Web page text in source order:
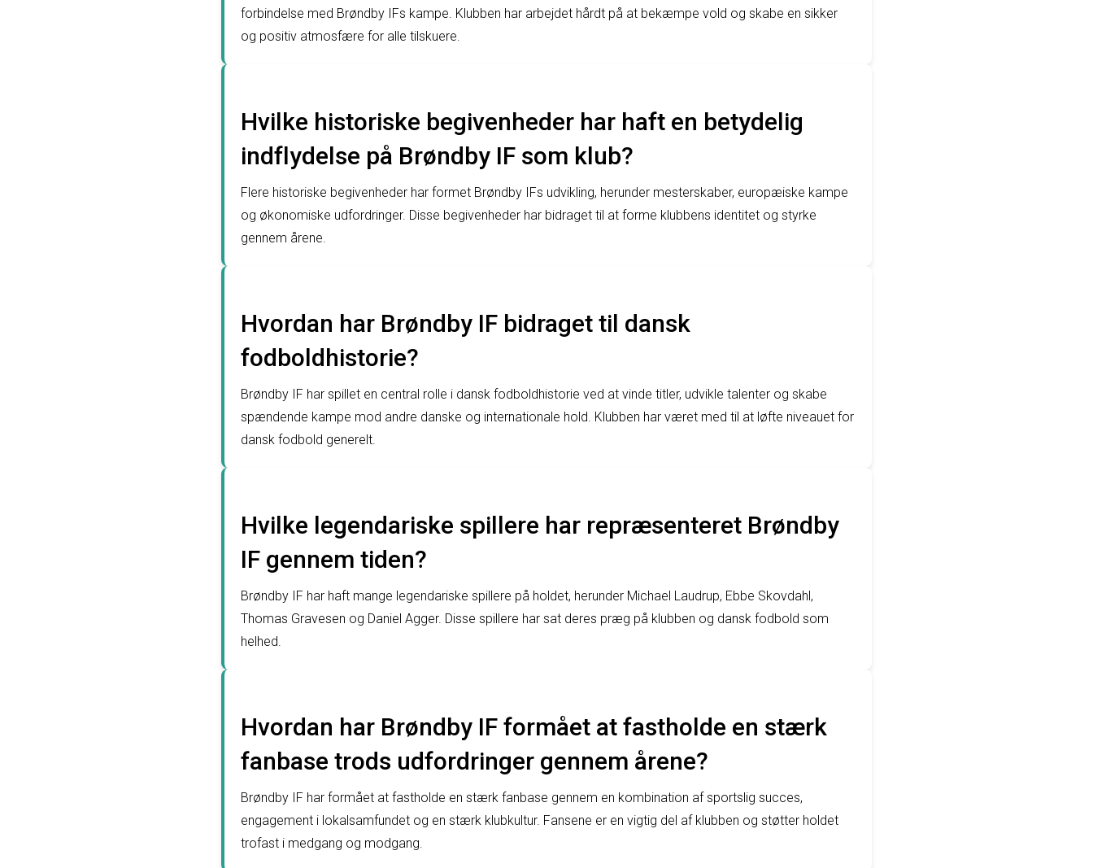
forbindelse med Brøndby IFs kampe. Klubben har arbejdet hårdt på at bekæmpe vold og skabe en sikker
og positiv atmosfære for alle tilskuere.
Hvilke historiske begivenheder har haft en betydelig
indflydelse på Brøndby IF som klub?
Flere historiske begivenheder har formet Brøndby IFs udvikling, herunder mesterskaber, europæiske kampe
og økonomiske udfordringer. Disse begivenheder har bidraget til at forme klubbens identitet og styrke
gennem årene.
Hvordan har Brøndby IF bidraget til dansk
fodboldhistorie?
Brøndby IF har spillet en central rolle i dansk fodboldhistorie ved at vinde titler, udvikle talenter og skabe
spændende kampe mod andre danske og internationale hold. Klubben har været med til at løfte niveauet for
dansk fodbold generelt.
Hvilke legendariske spillere har repræsenteret Brøndby
IF gennem tiden?
Brøndby IF har haft mange legendariske spillere på holdet, herunder Michael Laudrup, Ebbe Skovdahl,
Thomas Gravesen og Daniel Agger. Disse spillere har sat deres præg på klubben og dansk fodbold som
helhed.
Hvordan har Brøndby IF formået at fastholde en stærk
fanbase trods udfordringer gennem årene?
Brøndby IF har formået at fastholde en stærk fanbase gennem en kombination af sportslig succes,
engagement i lokalsamfundet og en stærk klubkultur. Fansene er en vigtig del af klubben og støtter holdet
trofast i medgang og modgang.